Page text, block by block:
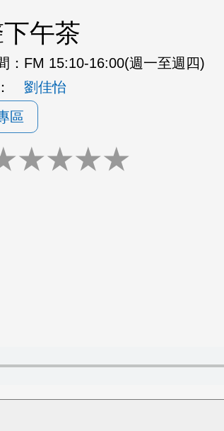
午茶
： FM 15:10-16:00(週一至週四)
劉佳怡
區
★★★★